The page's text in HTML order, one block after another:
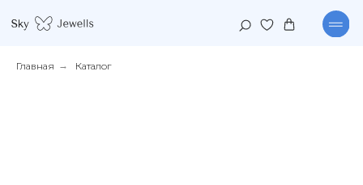
Главная → Каталог